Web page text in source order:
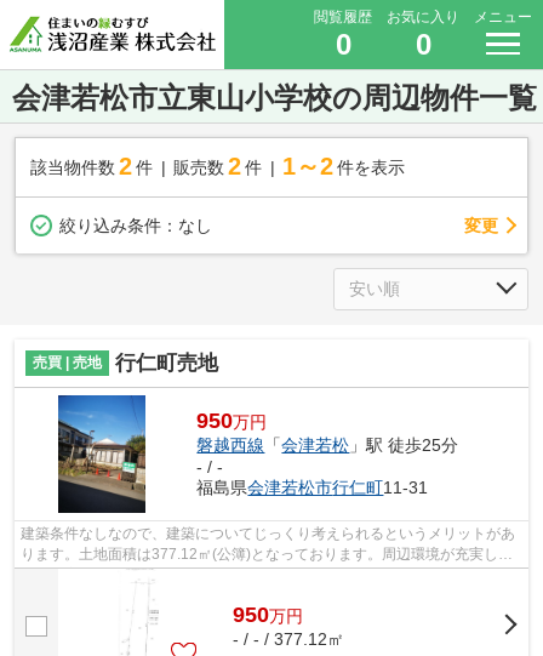
閲覧履歴
0
お気に入り
0
メニュー
会津若松市立東山小学校の周辺物件一覧
該当物件数 2件 販売数 2 件 1～2 件を表示
絞り込み条件： なし 変更
売買 | 売地 行仁町売地
950万円
磐越西線 「会津若松 」駅 徒歩25分
- / -
福島県会津若松市行仁町11-31
建築条件なしなので、建築についてじっくり考えられるというメリットがあ
ります。土地面積は377.12㎡(公簿)となっております。周辺環境が充実して
いる在宅用地です。綺麗に整備された...
950万円
- / - / 377.12㎡